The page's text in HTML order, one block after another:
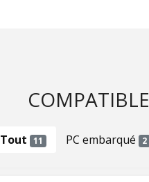
Tout 11 PC embarqué 2